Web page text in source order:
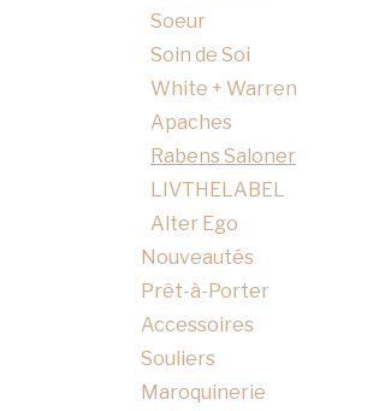
Soeur
Soin de Soi
White + Warren
Apaches
Rabens Saloner
LIVTHELABEL
Alter Ego
Nouveautés
Prêt-à-Porter
Accessoires
Souliers
Maroquinerie